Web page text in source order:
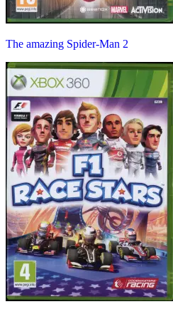
The amazing Spider-Man 2